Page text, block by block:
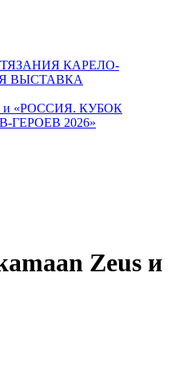
КАРЕЛО-
ВЫСТАВКА
и «РОССИЯ. КУБОК
2026»
Zeus и